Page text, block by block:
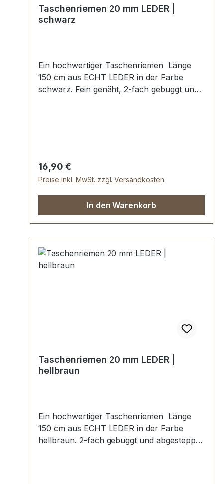
Taschenriemen 20 mm LEDER |
schwarz
Ein hochwertiger Taschenriemen Länge
150 cm aus ECHT LEDER in der Farbe
schwarz. Fein genäht, 2-fach gebuggt und
Regulärer Preis:
16,90 €
Preise inkl. MwSt. zzgl. Versandkosten
In den Warenkorb
Taschenriemen 20 mm LEDER |
hellbraun
Ein hochwertiger Taschenriemen Länge
150 cm aus ECHT LEDER in der Farbe
hellbraun. 2-fach gebuggt und abgesteppt.